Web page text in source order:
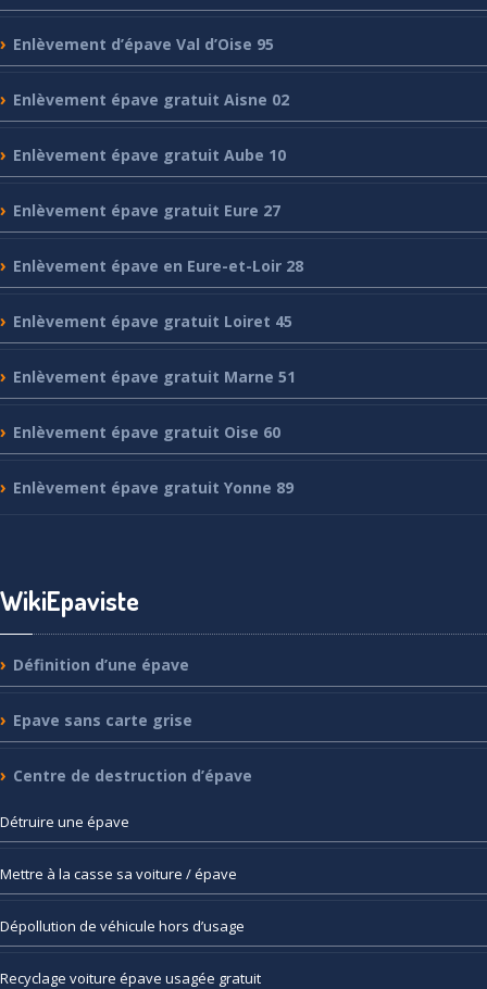
Enlèvement d’épave Val d’Oise 95
Enlèvement épave gratuit Aisne 02
Enlèvement épave gratuit Aube 10
Enlèvement épave gratuit Eure 27
Enlèvement épave en Eure-et-Loir 28
Enlèvement épave gratuit Loiret 45
Enlèvement épave gratuit Marne 51
Enlèvement épave gratuit Oise 60
Enlèvement épave gratuit Yonne 89
WikiEpaviste
Définition d’une épave
Epave sans carte grise
Centre de destruction d’épave
Détruire une épave
Mettre à la casse sa voiture / épave
Dépollution de véhicule hors d’usage
Recyclage voiture épave usagée gratuit